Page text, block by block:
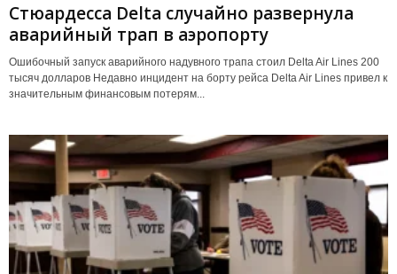
Стюардесса Delta случайно развернула
аварийный трап в аэропорту
Ошибочный запуск аварийного надувного трапа стоил Delta Air Lines 200
тысяч долларов Недавно инцидент на борту рейса Delta Air Lines привел к
значительным финансовым потерям...